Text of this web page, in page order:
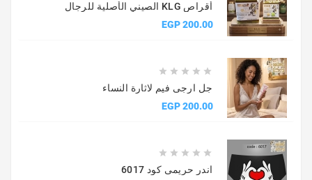
أقراص KLG الصيني الأصلية للرجال
200.00 EGP





جل ارجى فيم لاثارة النساء
200.00 EGP





اندر حريمى كود 6017